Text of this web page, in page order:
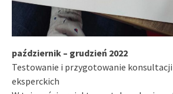
październik – grudzień 2022
Testowanie i przygotowanie konsultacji
eksperckich